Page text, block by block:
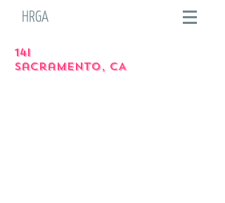
HRGA
14I
sacramento, CA